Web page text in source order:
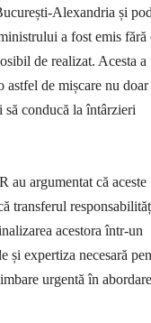
Alexandria și
a fost emis fără
de realizat. Acesta a
de mișcare nu doar
să conducă la întârzieri
au argumentat că aceste
transferul
acestora într-un
și expertiza necesară
urgentă în